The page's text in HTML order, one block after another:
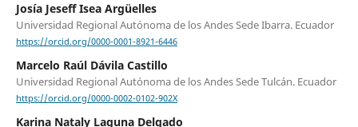
Josía Jeseff Isea Argüelles
Universidad Regional Autónoma de los Andes Sede Ibarra. Ecuador
https://orcid.org/0000-0001-8921-6446
Marcelo Raúl Dávila Castillo
Universidad Regional Autónoma de los Andes Sede Tulcán. Ecuador
https://orcid.org/0000-0002-0102-902X
Karina Nataly Laguna Delgado